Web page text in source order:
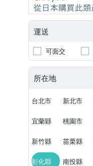
運送
可面交
所在地
台北市 新北市
宜蘭縣 桃園市
新竹縣 苗栗縣
彰化縣 南投縣